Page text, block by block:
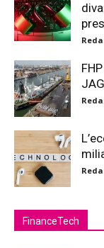
FinanceTech